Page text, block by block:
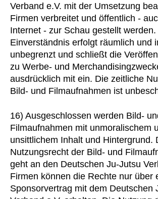
Verband e.V. mit der Umsetzung
Firmen verbreitet und öffentlich -
Internet - zur Schau gestellt
Einverständnis erfolgt räumlich und
unbegrenzt und schließt die
zu Werbe- und
ausdrücklich mit ein. Die zeitliche
Bild- und Filmaufnahmen ist
16) Ausgeschlossen werden Bild-
Filmaufnahmen mit unmoralischem
unsittlichem Inhalt und Hintergrund.
Nutzungsrecht der Bild- und
geht an den Deutschen Ju-Jutsu
Firmen können die Rechte nur über
Sponsorvertrag mit dem Deutschen